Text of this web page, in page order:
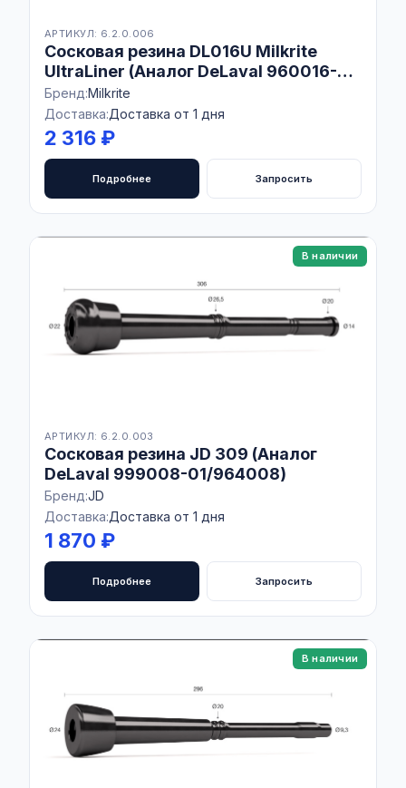
АРТИКУЛ: 6.2.0.006
Сосковая резина DL016U Milkrite
UltraLiner (Аналог DeLaval 960016-
01), Комплект 4 шт
Бренд:Milkrite
Доставка:Доставка от 1 дня
2 316 ₽
Подробнее Запросить
В наличии
АРТИКУЛ: 6.2.0.003
Сосковая резина JD 309 (Аналог
DeLaval 999008-01/964008)
Бренд:JD
Доставка:Доставка от 1 дня
1 870 ₽
Подробнее Запросить
В наличии